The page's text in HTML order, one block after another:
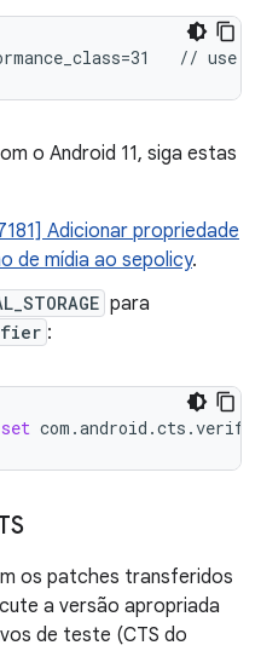
o Android 11, siga estas
Adicionar propriedade
de mídia ao sepolicy.
para
:
set
os patches transferidos
a versão apropriada
de teste (CTS do